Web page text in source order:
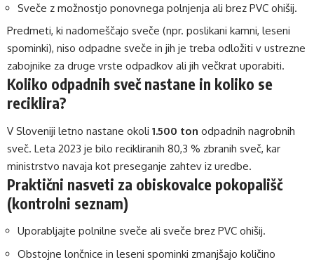
Sveče z možnostjo ponovnega polnjenja ali brez PVC ohišij.
Predmeti, ki nadomeščajo sveče (npr. poslikani kamni, leseni
spominki), niso odpadne sveče in jih je treba odložiti v ustrezne
zabojnike za druge vrste odpadkov ali jih večkrat uporabiti.
Koliko odpadnih sveč nastane in koliko se
reciklira?
V Sloveniji letno nastane okoli 1.500 ton odpadnih nagrobnih
sveč. Leta 2023 je bilo recikliranih 80,3 % zbranih sveč, kar
ministrstvo navaja kot preseganje zahtev iz uredbe.
Praktični nasveti za obiskovalce pokopališč
(kontrolni seznam)
Uporabljajte polnilne sveče ali sveče brez PVC ohišij.
Obstojne lončnice in leseni spominki zmanjšajo količino